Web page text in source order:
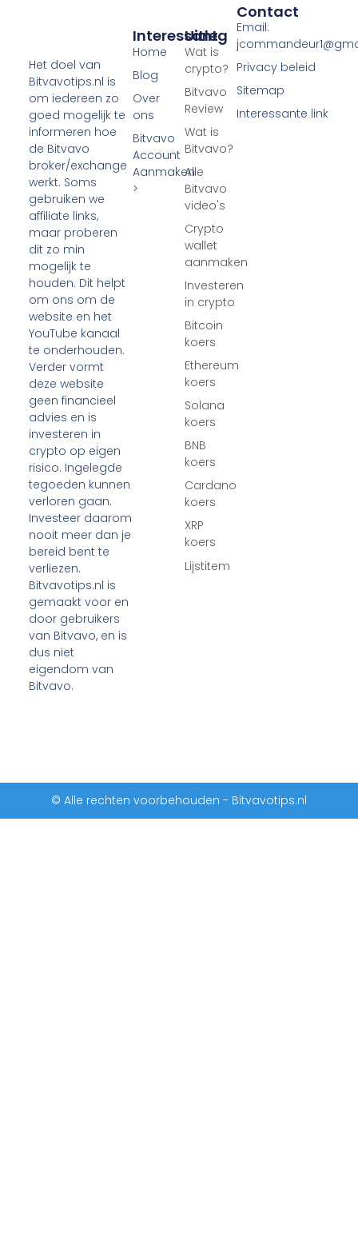
Het doel van
Bitvavotips.nl is
om iedereen zo
goed mogelijk te
informeren hoe
de Bitvavo
broker/exchange
werkt. Soms
gebruiken we
affiliate links,
maar proberen
dit zo min
mogelijk te
houden. Dit helpt
om ons om de
website en het
YouTube kanaal
te onderhouden.
Verder vormt
deze website
geen financieel
advies en is
investeren in
crypto op eigen
risico. Ingelegde
tegoeden kunnen
verloren gaan.
Investeer daarom
nooit meer dan je
bereid bent te
verliezen.
Bitvavotips.nl is
gemaakt voor en
door gebruikers
van Bitvavo, en is
dus niet
eigendom van
Bitvavo.
Uitleg
Wat is
crypto?
Bitvavo
Review
Wat is
Bitvavo?
Alle
Bitvavo
video's
Crypto
wallet
aanmaken
Investeren
in crypto
Bitcoin
koers
Ethereum
koers
Solana
koers
BNB
koers
Cardano
koers
XRP
koers
Lijstitem
Interessant
Home
Blog
Over
ons
Bitvavo
Account
Aanmaken
>
Contact
Email:
Privacy beleid
Sitemap
Interessante link
© Alle rechten voorbehouden - Bitvavotips.nl